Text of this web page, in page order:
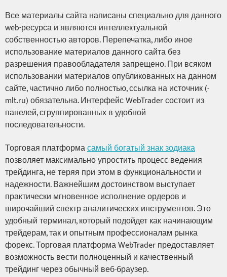
Все материалы сайта написаны специально для данного
web-ресурса и являются интеллектуальной
собственностью авторов. Перепечатка, либо иное
использование материалов данного сайта без
разрешения правообладателя запрещено. При всяком
использовании материалов опубликованных на данном
сайте, частично либо полностью, ссылка на источник (-
mlt.ru) обязательна. Интерфейс WebTrader состоит из
панелей, сгруппированных в удобной
последовательности.
Торговая платформасамый богатый знак зодиака
позволяет максимально упростить процесс ведения
трейдинга, не теряя при этом в функциональности и
надежности. Важнейшим достоинством выступает
практически мгновенное исполнение ордеров и
широчайший спектр аналитических инструментов. Это
удобный терминал, который подойдет как начинающим
трейдерам, так и опытным профессионалам рынка
форекс. Торговая платформа WebTrader предоставляет
возможность вести полноценный и качественный
трейдинг через обычный веб-браузер.